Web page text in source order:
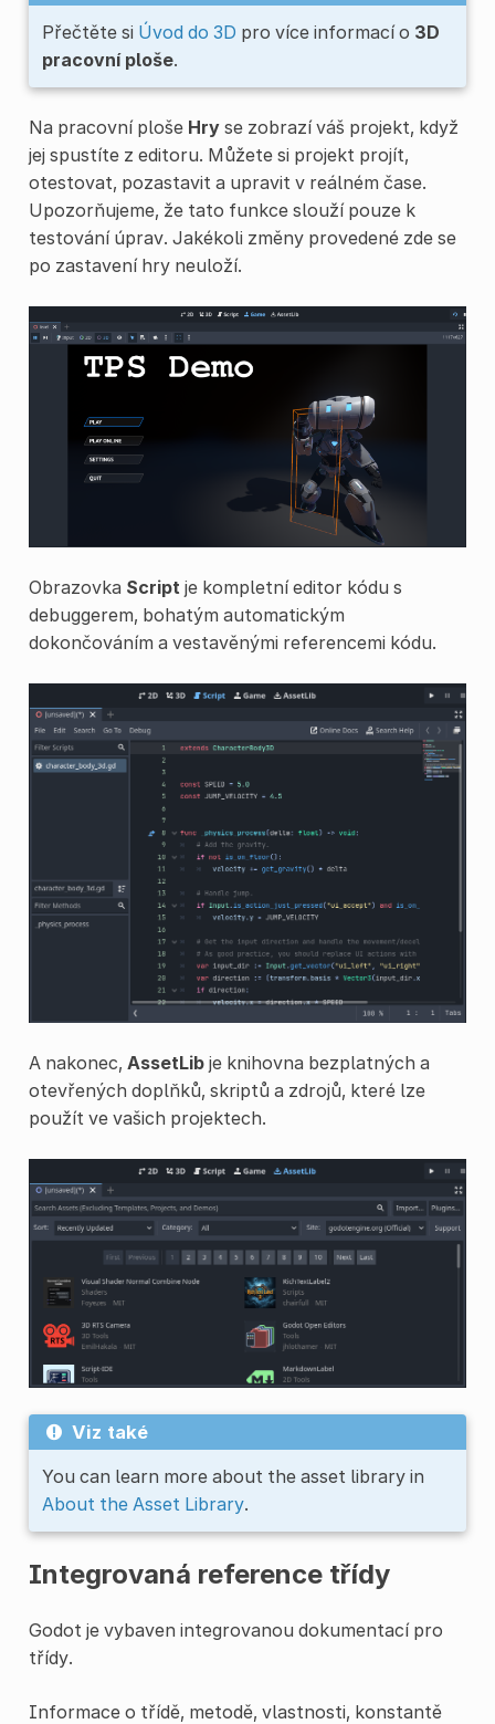
Přečtěte si Úvod do 3D pro více informací o 3D
pracovní ploše.
Na pracovní ploše Hryse zobrazí váš projekt, když
jej spustíte z editoru. Můžete si projekt projít,
otestovat, pozastavit a upravit v reálném čase.
Upozorňujeme, že tato funkce slouží pouze k
testování úprav. Jakékoli změny provedené zde se
po zastavení hry neuloží.
Obrazovka Scriptje kompletní editor kódu s
debuggerem, bohatým automatickým
dokončováním a vestavěnými referencemi kódu.
A nakonec, AssetLibje knihovna bezplatných a
otevřených doplňků, skriptů a zdrojů, které lze
použít ve vašich projektech.
Viz také
You can learn more about the asset library in
About the Asset Library.
Integrovaná reference třídy
Godot je vybaven integrovanou dokumentací pro
třídy.
Informace o třídě, metodě, vlastnosti, konstantě